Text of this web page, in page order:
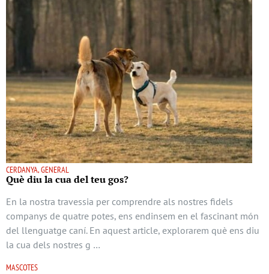
CERDANYA, GENERAL
Què diu la cua del teu gos?
En la nostra travessia per comprendre als nostres fidels
companys de quatre potes, ens endinsem en el fascinant món
del llenguatge caní. En aquest article, explorarem què ens diu
la cua dels nostres g …
MASCOTES